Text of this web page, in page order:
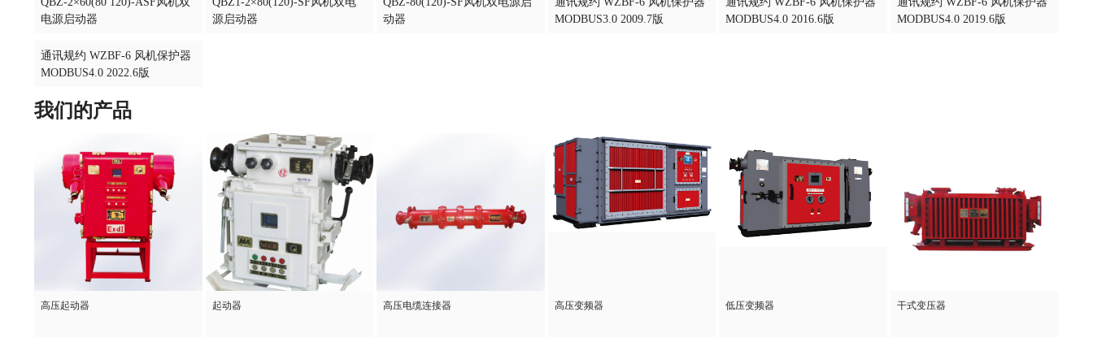
电源启动器
源启动器
动器
MODBUS3.0 2009.7版
MODBUS4.0 2016.6版
MODBUS4.0 2019.6版
通讯规约 WZBF-6 风机保护器
MODBUS4.0 2022.6版
我们的产品
高压起动器 起动器 高压电缆连接器 高压变频器 低压变频器 干式变压器